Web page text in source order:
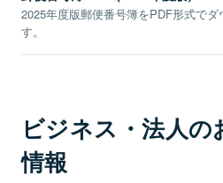
2025年度版郵便番号簿をPDF形式でダ
す。
ビジネス・法人の
情報